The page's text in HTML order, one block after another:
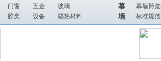
门窗 五金
玻璃
胶类 设备 隔热材料
幕
墙
幕墙博览
标准规范